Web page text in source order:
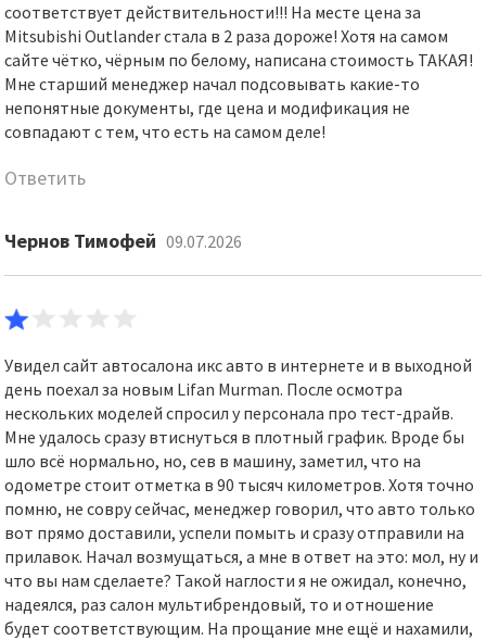
соответствует действительности!!! На месте цена за
Mitsubishi Outlander стала в 2 раза дороже! Хотя на самом
сайте чётко, чёрным по белому, написана стоимость ТАКАЯ!
Мне старший менеджер начал подсовывать какие-то
непонятные документы, где цена и модификация не
совпадают с тем, что есть на самом деле!
Ответить
Чернов Тимофей 09.07.2026
Увидел сайт автосалона икс авто в интернете и в выходной
день поехал за новым Lifan Murman. После осмотра
нескольких моделей спросил у персонала про тест-драйв.
Мне удалось сразу втиснуться в плотный график. Вроде бы
шло всё нормально, но, сев в машину, заметил, что на
одометре стоит отметка в 90 тысяч километров. Хотя точно
помню, не совру сейчас, менеджер говорил, что авто только
вот прямо доставили, успели помыть и сразу отправили на
прилавок. Начал возмущаться, а мне в ответ на это: мол, ну и
что вы нам сделаете? Такой наглости я не ожидал, конечно,
надеялся, раз салон мультибрендовый, то и отношение
будет соответствующим. На прощание мне ещё и нахамили,